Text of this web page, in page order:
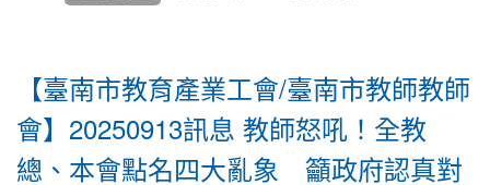
【臺南市教育產業工會/臺南市教師教師
會】20250913訊息 教師怒吼！全教
總、本會點名四大亂象 籲政府認真對